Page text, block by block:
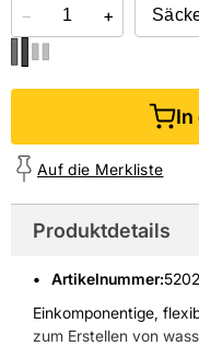
Online kaufen &
− +
In
Auf die Merkliste
Produktdetails
Artikelnummer:
Einkomponentige,
zum Erstellen von